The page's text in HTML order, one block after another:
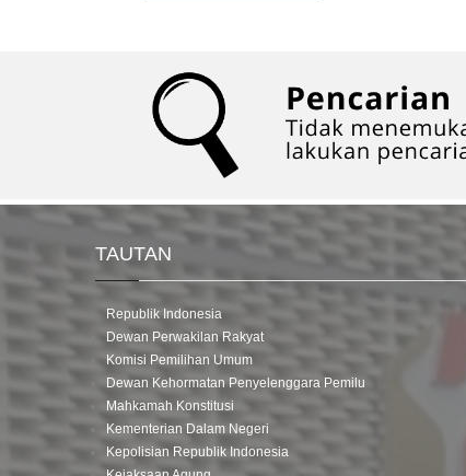
TAUTAN
Republik Indonesia
Dewan Perwakilan Rakyat
Komisi Pemilihan Umum
Dewan Kehormatan Penyelenggara Pemilu
Mahkamah Konstitusi
Kementerian Dalam Negeri
Kepolisian Republik Indonesia